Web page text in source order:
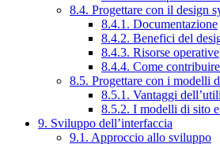
8.4. Progettare con il design
8.4.1. Documentazione
8.4.2. Benefici del
8.4.3. Risorse operative
8.4.4. Come
8.5. Progettare con i modelli
8.5.1. Vantaggi
8.5.2. I modelli di sito
9. Sviluppo dell’interfaccia
9.1. Approccio allo sviluppo